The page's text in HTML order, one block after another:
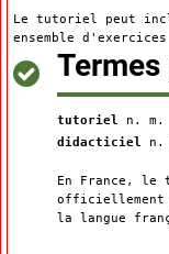
Le tutoriel peut
ensemble d'exercices
tutoriel
n. m.
didacticiel
n.
En France, le
officiellement
la langue